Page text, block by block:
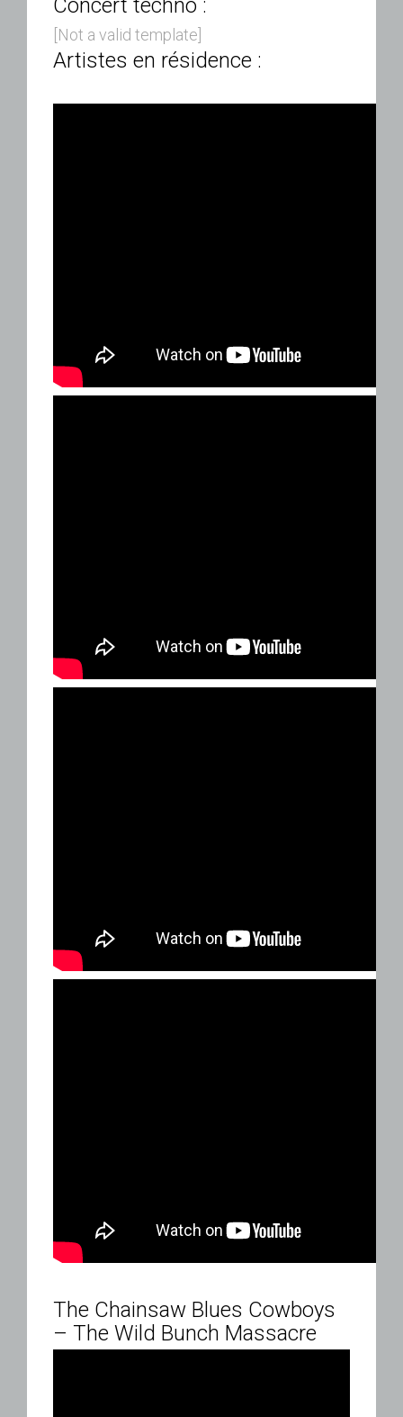
Concert techno :
[Not a valid template]
Artistes en résidence :
The Chainsaw Blues Cowboys
– The Wild Bunch Massacre